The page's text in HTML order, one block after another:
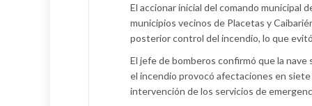
El accionar inicial del comando
municipios vecinos de Placetas y
posterior control del incendio, lo que
El jefe de bomberos confirmó que la
el incendio provocó afectaciones en
intervención de los servicios de